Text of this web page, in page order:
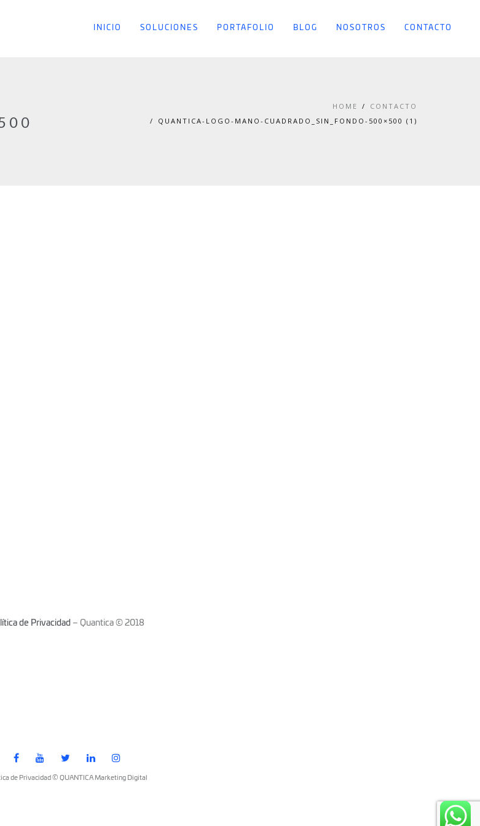
INICIO SOLUCIONES PORTAFOLIO BLOG NOSOTROS CONTACTO
HOME
CONTACTO
QUANTICA-LOGO-MANO-CUADRADO_SIN_FONDO-500×500 (1)
de Privacidad – Quantica © 2018
de Privacidad © QUANTICA Marketing Digital